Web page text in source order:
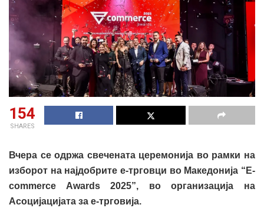
154
SHARES
Вчера се одржа свечената церемонија во рамки на
изборот на најдобрите е-трговци во Македонија “E-
commerce Awards 2025”, во организација на
Асоцијацијата за е-трговија.